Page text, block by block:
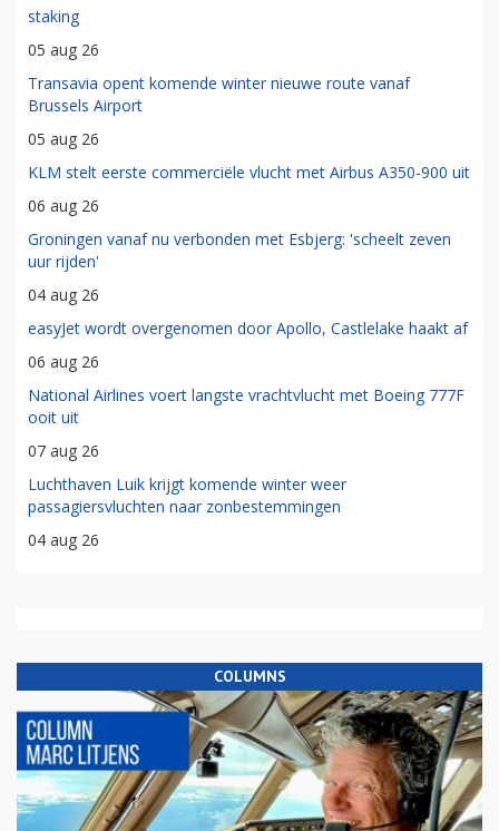
staking
05 aug 26
Transavia opent komende winter nieuwe route vanaf
Brussels Airport
05 aug 26
KLM stelt eerste commerciële vlucht met Airbus A350-900 uit
06 aug 26
Groningen vanaf nu verbonden met Esbjerg: 'scheelt zeven
uur rijden'
04 aug 26
easyJet wordt overgenomen door Apollo, Castlelake haakt af
06 aug 26
National Airlines voert langste vrachtvlucht met Boeing 777F
ooit uit
07 aug 26
Luchthaven Luik krijgt komende winter weer
passagiersvluchten naar zonbestemmingen
04 aug 26
COLUMNS